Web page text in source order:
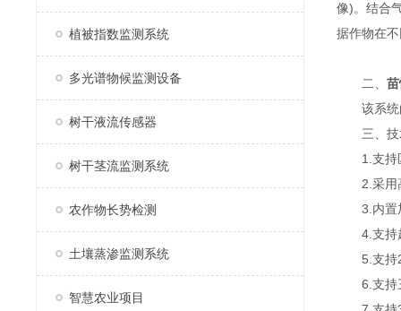
植被指数监测系统
多光谱物候监测设备
树干液流传感器
树干茎流监测系统
农作物长势检测
土壤蒸渗监测系统
智慧农业项目
像)。结合
据作物在
二、
该系统由
三、技
1.支持区
2.采用高
3.内置加
4.支持超
5.支持
6.支持三